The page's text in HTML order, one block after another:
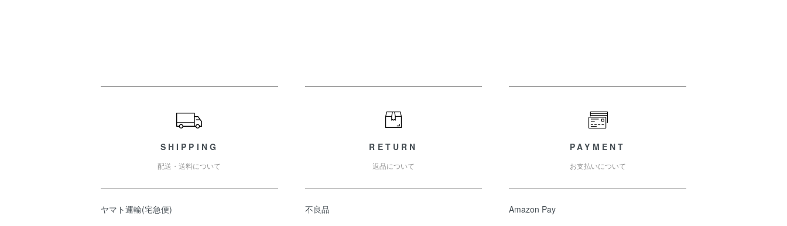
SHIPPING
配送・送料について
ヤマト運輸(宅急便)
RETURN
返品について
不良品
PAYMENT
お支払いについて
Amazon Pay